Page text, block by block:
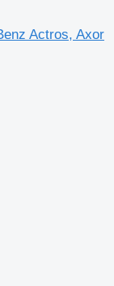
Actros, Axor